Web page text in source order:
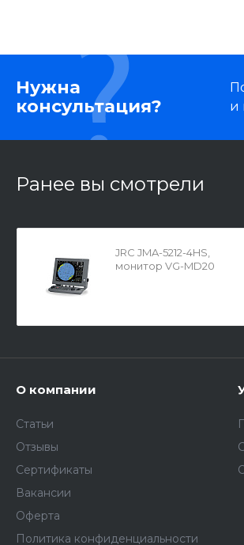
Нужна
консультация?
и
Ранее вы смотрели
JRC JMA-5212-4HS,
монитор VG-MD20
О компании
Статьи
Отзывы
Сертификаты
Вакансии
Оферта
Политика конфиденциальности